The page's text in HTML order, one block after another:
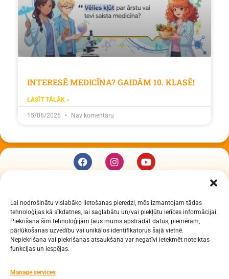
Lai nodrošinātu vislabāko lietošanas pieredzi, mēs izmantojam tādas
tehnoloģijas kā sīkdatnes, lai saglabātu un/vai piekļūtu ierīces informācijai.
Piekrišana šīm tehnoloģijām ļaus mums apstrādāt datus, piemēram,
pārlūkošanas uzvedību vai unikālos identifikatorus šajā vietnē.
Nepiekrišana vai piekrišanas atsaukšana var negatīvi ietekmēt noteiktas
funkcijas un iespējas.
Manage services
INTERESĒ MEDICĪNA? GAIDĀM 10. KLASĒ!
LASĪT TĀLĀK »
15/06/2026 Nav komentāru
Daugavpils Zinātņu vidusskola
Raiņa iela 30, Daugavpils, LV-5401
Reģ. Nr. 2713903513 (IZM)
Daugavpils valstspilsētas pašvaldība 90000077325